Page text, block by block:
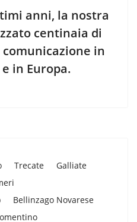
anni, la nostra
centinaia di
in
in Europa.
Trecate
Galliate
Bellinzago Novarese